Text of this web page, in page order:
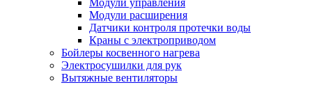
Модули управления
Модули расширения
Датчики контроля протечки воды
Краны с электроприводом
Бойлеры косвенного нагрева
Электросушилки для рук
Вытяжные вентиляторы